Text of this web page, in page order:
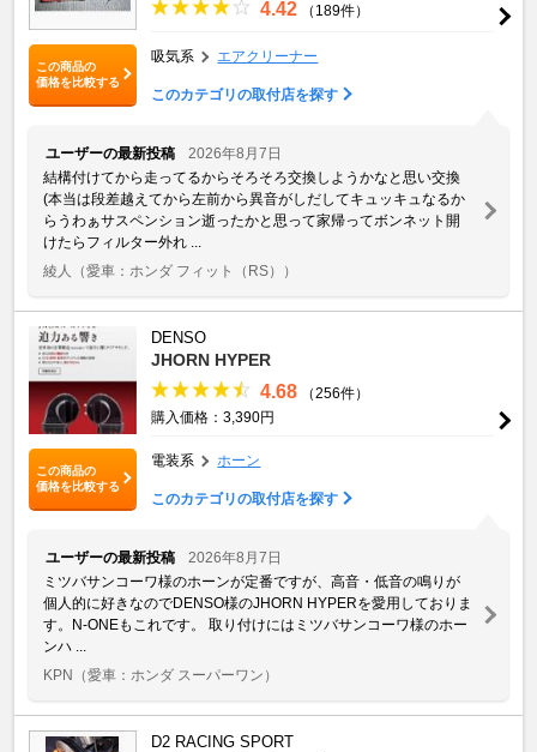
この商品の
価格を比較する
4.42 （189件）
吸気系 エアクリーナー
このカテゴリの取付店を探す
ユーザーの最新投稿
2026年8月7日
結構付けてから走ってるからそろそろ交換しようかなと思い交換
(本当は段差越えてから左前から異音がしだしてキュッキュなるか
らうわぁサスペンション逝ったかと思って家帰ってボンネット開
けたらフィルター外れ ...
綾人
（愛車：ホンダ フィット（RS））
この商品の
価格を比較する
DENSO
JHORN HYPER
4.68
（256件）
購入価格：3,390円
電装系 ホーン
このカテゴリの取付店を探す
ユーザーの最新投稿
2026年8月7日
ミツバサンコーワ様のホーンが定番ですが、高音・低音の鳴りが
個人的に好きなのでDENSO様のJHORN HYPERを愛用しておりま
す。N-ONEもこれです。 取り付けにはミツバサンコーワ様のホー
ンハ ...
KPN （愛車：ホンダ スーパーワン）
D2 RACING SPORT